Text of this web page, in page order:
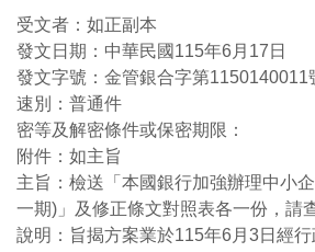
受文者：如正副本
發文日期：中華民國115年6月17日
發文字號：金管銀合字第1150140011
速別：普通件
密等及解密條件或保密期限：
附件：如主旨
主旨：檢送「本國銀行加強辦理中小
一期)」及修正條文對照表各一份，請
說明：旨揭方案業於115年6月3日經